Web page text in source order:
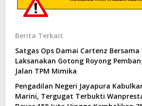
Berita Terkait
Satgas Ops Damai Cartenz Bersama
Laksanakan Gotong Royong
Jalan TPM Mimika
Pengadilan Negeri Jayapura
Marini, Tergugat Terbukti